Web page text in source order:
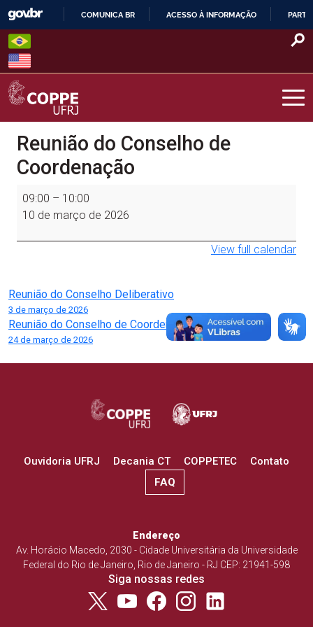
Skip
content
O
COMUNICA BR ACESSO À INFORMAÇÃO
COPPE – UFRJ
Reunião do Conselho de
Coordenação
Reunião
do
de
09:00 – 10:00
10 de março de 2026
View full calendar
Navegação
de
Post
Reunião do Conselho Deliberativo
3 de março de 2026
Reunião do Conselho de Coordenação
24 de março de 2026
Ouvidoria UFRJ Decania CT COPPETEC
Contato
FAQ
Endereço
Av. Horácio Macedo, 2030 - Cidade Universitária da Universidade
Federal do Rio de Janeiro, Rio de Janeiro - RJ CEP: 21941-598
Siga nossas redes